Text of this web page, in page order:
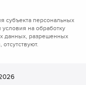
субъекта персональных
на обработку
данных, разрешенных